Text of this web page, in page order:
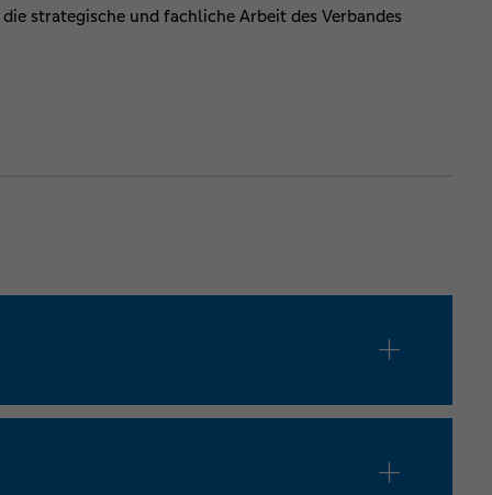
strategische und fachliche Arbeit des Verbandes